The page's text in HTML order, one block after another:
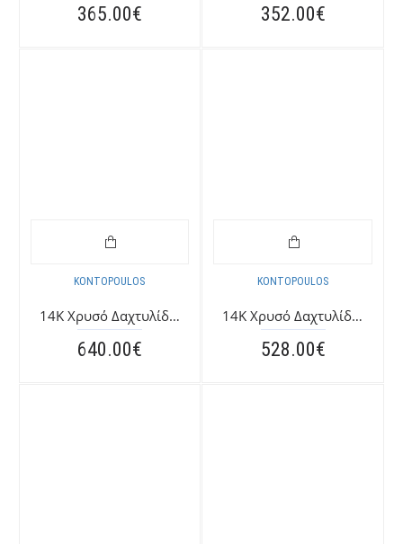
365.00€ 352.00€
KONTOPOULOS
14K Χρυσό Δαχτυλίδι με Ζιργκόν 039970F
640.00€
KONTOPOULOS
14K Χρυσό Δαχτυλίδι με Ζαφείρι 0399K
528.00€